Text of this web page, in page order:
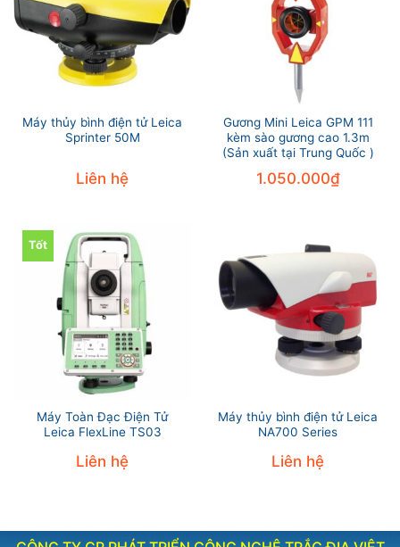
Máy thủy bình điện tử Leica
Sprinter 50M
Liên hệ
Gương Mini Leica GPM 111
kèm sào gương cao 1.3m
(Sản xuất tại Trung Quốc )
1.050.000₫
Tốt
Máy Toàn Đạc Điện Tử
Leica FlexLine TS03
Liên hệ
Máy thủy bình điện tử Leica
NA700 Series
Liên hệ